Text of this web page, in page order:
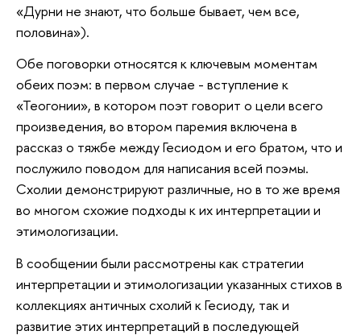
«Дур­ни не зна­ют, что больше бывает, чем все,
половина»).
Обе поговорки относятся к ключевым моментам
обеих поэм: в первом случае - вступление к
«Теогонии», в котором поэт говорит о цели всего
произведения, во втором паремия включена в
рассказ о тяжбе между Гесиодом и его братом, что и
послужило поводом для написания всей поэмы.
Схолии демонстрируют различные, но в то же время
во многом схожие подходы к их интерпретации и
этимологизации.
В сообщении были рассмотрены как стратегии
интерпретации и этимологизации указанных стихов в
коллекциях античных схолий к Гесиоду, так и
развитие этих интерпретаций в последующей